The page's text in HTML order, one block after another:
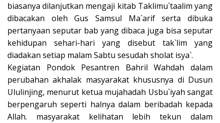
biasanya dilanjutkan mengaji kitab Taklimu`taalim yang
dibacakan oleh Gus Samsul Ma`arif serta dibuka
pertanyaan seputar bab yang dibaca juga bisa seputar
kehidupan sehari-hari yang disebut tak`lim yang
diadakan setiap malam Sabtu sesudah sholat isya`.
Kegiatan Pondok Pesantren Bahril Wahdah dalam
perubahan akhalak masyarakat khususnya di Dusun
Ululinjing, menurut ketua mujahadah Usbu`iyah sangat
berpengaruh seperti halnya dalam beribadah kepada
Allah. masyarakat kelihatan lebih tekun dalam